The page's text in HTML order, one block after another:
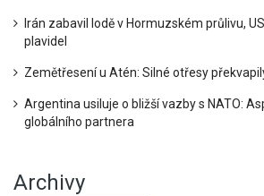
Irán zabavil lodě v Hormuzském průlivu,
plavidel
Zemětřesení u Atén: Silné otřesy
Argentina usiluje o bližší vazby s NATO:
globálního partnera
Archivy